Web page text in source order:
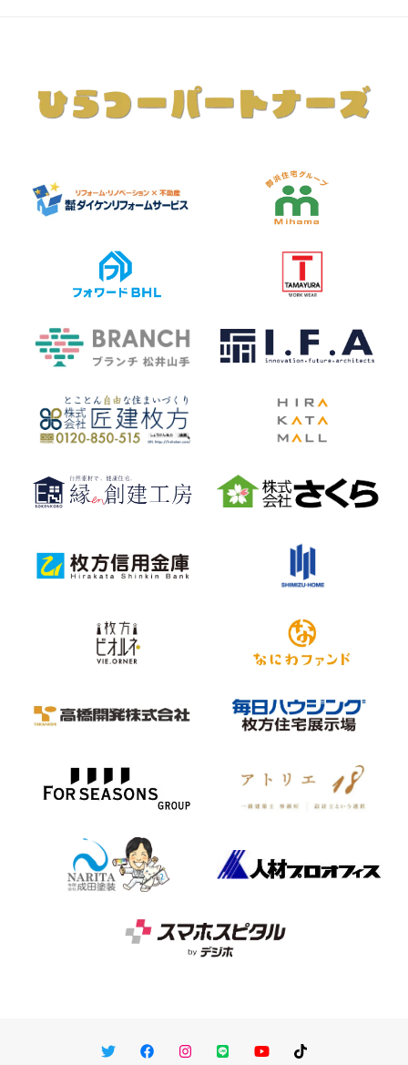
TwitterFacebookInstagram
LINE You TubeTikTok